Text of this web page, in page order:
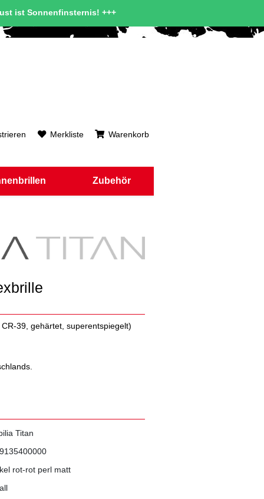
ist Sonnenfinsternis! +++
Merkliste Warenkorb
Zubehör
39, gehärtet, superentspiegelt)
Titan
rot-rot perl matt